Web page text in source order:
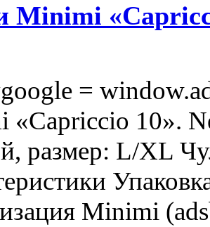
Minimi
=
«Capriccio 10».
размер: L/XL
Minimi